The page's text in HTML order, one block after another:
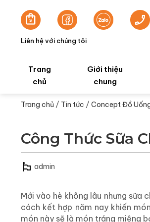
Liên hệ với chúng tôi
Trang
chủ
Giới thiệu
chung
Trang chủ / Tin tức / Concept Đồ
Công Thức Sữa
admin
Mới vào hè không lâu nhưng sữa
cách kết hợp năm nay khiến
món này sẽ là món tráng miệng